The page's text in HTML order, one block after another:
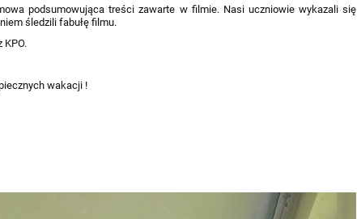
podsumowująca treści zawarte w filmie. Nasi uczniowie wykazali się
śledzili fabułę filmu.
KPO.
wakacji !